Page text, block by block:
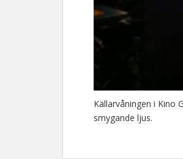
Källarvåningen i Kino
smygande ljus.